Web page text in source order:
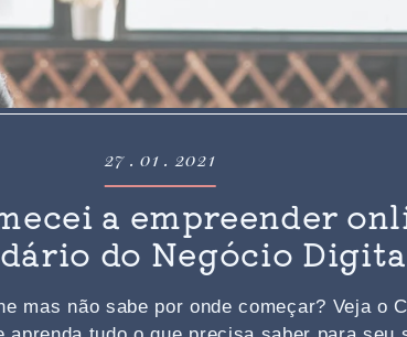
27 . 01 . 2021
a empreender
do Negócio
mas não sabe por onde começar? Veja o